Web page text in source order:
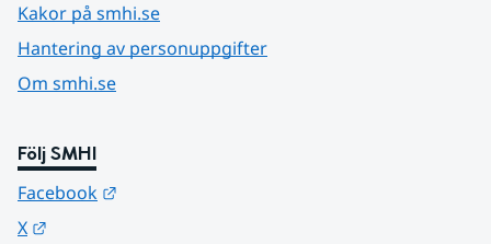
Kakor på smhi.se
Hantering av personuppgifter
Om smhi.se
Följ SMHI
Facebook
X